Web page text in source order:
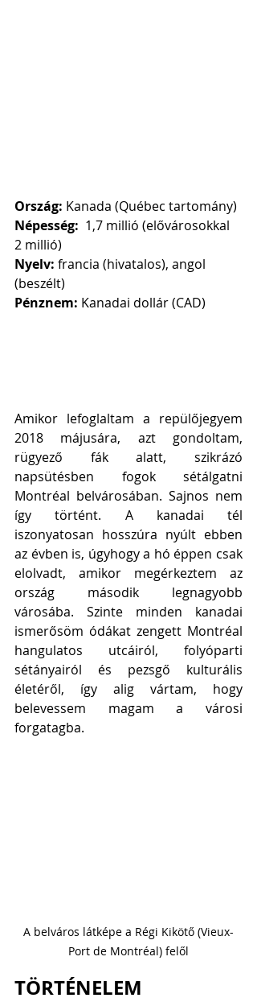
Ország: Kanada (Québec tartomány)
Népesség: 1,7 millió (elővárosokkal
2 millió)
Nyelv: francia (hivatalos), angol
(beszélt)
Pénznem: Kanadai dollár (CAD)
Amikor lefoglaltam a repülőjegyem
2018 májusára, azt gondoltam,
rügyező fák alatt, szikrázó
napsütésben fogok sétálgatni
Montréal belvárosában. Sajnos nem
így történt. A kanadai tél
iszonyatosan hosszúra nyúlt ebben
az évben is, úgyhogy a hó éppen csak
elolvadt, amikor megérkeztem az
ország második legnagyobb
városába. Szinte minden kanadai
ismerősöm ódákat zengett Montréal
hangulatos utcáiról, folyóparti
sétányairól és pezsgő kulturális
életéről, így alig vártam, hogy
belevessem magam a városi
forgatagba.
A belváros látképe a Régi Kikötő (Vieux-
Port de Montréal) felől
TÖRTÉNELEM